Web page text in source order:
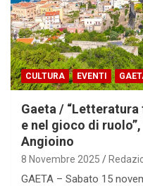
CULTURA EVENTI
Gaeta /
e nel gioco di
Angioino
8 Novembre 2025
GAETA – Sabato 15